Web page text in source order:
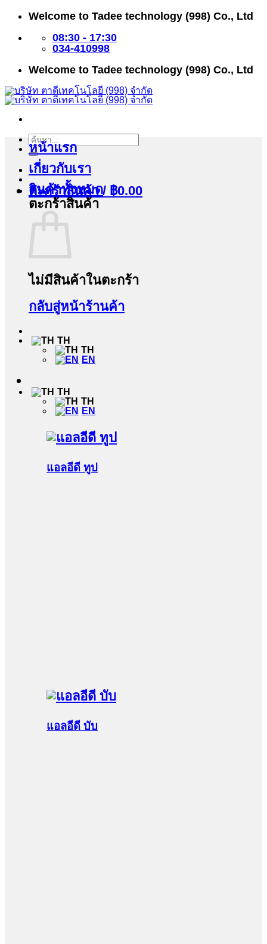
ข้าม
เนื้อหา
Welcome to Tadee technology (998) Co., Ltd
08:30 - 17:30
034-410998
Welcome to Tadee technology (998) Co., Ltd
ค้นหา:
ตะกร้าสินค้า / ฿0.00
ตะกร้าสินค้า
ไม่มีสินค้าในตะกร้า
กลับสู่หน้าร้านค้า
TH
TH
EN
TH
TH
EN
หน้าแรก
เกี่ยวกับเรา
สินค้าทั้งหมด
แอลอีดี ทูป
แอลอีดี บับ